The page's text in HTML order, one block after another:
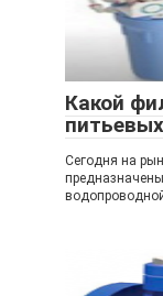
Какой
Сегодня на